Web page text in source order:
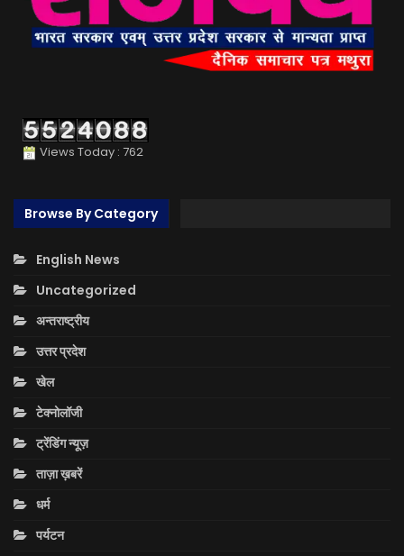
Views Today : 762
Browse By Category
English News
Uncategorized
अन्तराष्ट्रीय
उत्तर प्रदेश
खेल
टेक्नोलॉजी
ट्रेंडिंग न्यूज़
ताज़ा ख़बरें
धर्म
पर्यटन